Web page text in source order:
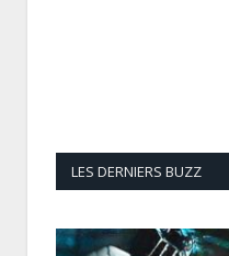
LES DERNIERS BUZZ